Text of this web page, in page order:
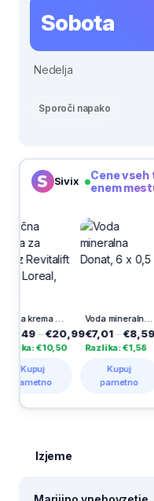
Sobota
Nedelja
Sporoči napako
Sivix
Cene vseh
enem
Nočna krema za obraz Revitalift Filler, Loreal, 50 ml
€20,99
€10,50
Voda mineralna Donat, 6 x 0,5 l
€7,01–€8,59
Razlika: €1,58
pametno
Izjeme